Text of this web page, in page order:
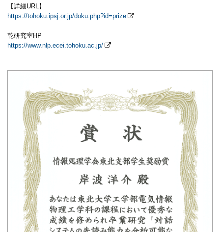
【詳細URL】
https://tohoku.ipsj.or.jp/doku.php?id=prize
乾研究室HP
https://www.nlp.ecei.tohoku.ac.jp/